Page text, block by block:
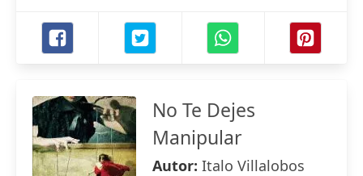
No Te Dejes
Manipular
Autor: Italo Villalobos